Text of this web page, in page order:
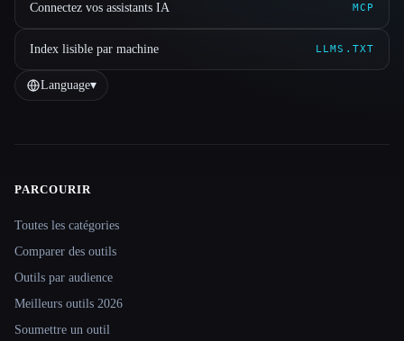
Connectez vos assistants IA MCP
Index lisible par machine LLMS.TXT
Language▾
Site navigation
PARCOURIR
Toutes les catégories
Comparer des outils
Outils par audience
Meilleurs outils 2026
Soumettre un outil